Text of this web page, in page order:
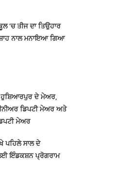
‘ਚ ਤੀਜ ਦਾ ਤਿਉਹਾਰ
ਨਾਲ ਮਨਾਇਆ ਗਿਆ
ਹੁਸ਼ਿਆਰਪੁਰ ਦੇ ਮੇਅਰ,
ਡਿਪਟੀ ਮੇਅਰ ਅਤੇ
ਮੇਅਰ
ਪਹਿਲੇ ਸਾਲ ਦੇ
ਇੰਡਕਸ਼ਨ ਪ੍ਰੋਗਰਾਮ